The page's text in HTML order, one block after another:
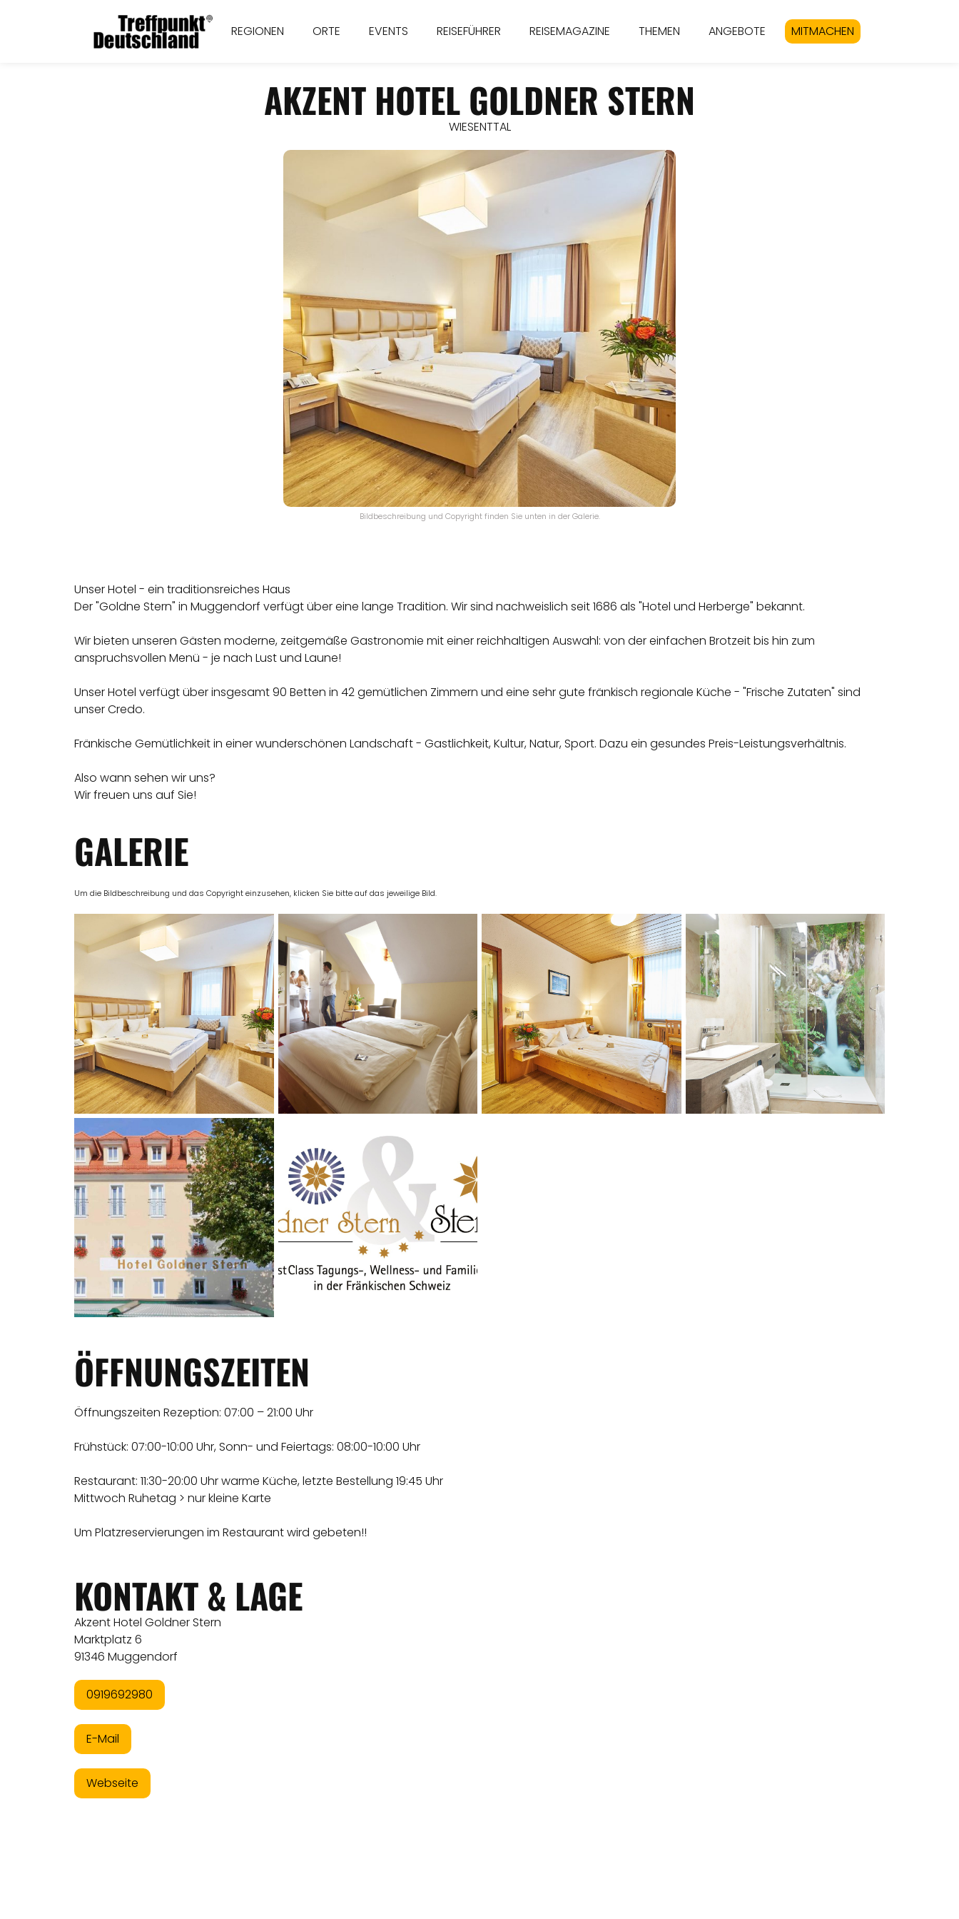
REGIONEN ORTE EVENTS REISEFÜHRER REISEMAGAZINE THEMEN ANGEBOTE MITMACHEN
AKZENT HOTEL GOLDNER STERN
WIESENTTAL
Bildbeschreibung und Copyright finden Sie unten in der Galerie.
Unser Hotel - ein traditionsreiches Haus
Der "Goldne Stern" in Muggendorf verfügt über eine lange Tradition. Wir sind nachweislich seit 1686 als "Hotel und Herberge" bekannt.
Wir bieten unseren Gästen moderne, zeitgemäße Gastronomie mit einer reichhaltigen Auswahl: von der einfachen Brotzeit bis hin zum
anspruchsvollen Menü - je nach Lust und Laune!
Unser Hotel verfügt über insgesamt 90 Betten in 42 gemütlichen Zimmern und eine sehr gute fränkisch regionale Küche - "Frische Zutaten" sind
unser Credo.
Fränkische Gemütlichkeit in einer wunderschönen Landschaft - Gastlichkeit, Kultur, Natur, Sport. Dazu ein gesundes Preis-Leistungsverhältnis.
Also wann sehen wir uns?
Wir freuen uns auf Sie!
GALERIE
Um die Bildbeschreibung und das Copyright einzusehen, klicken Sie bitte auf das jeweilige Bild.
ÖFFNUNGSZEITEN
Öffnungszeiten Rezeption: 07:00 – 21:00 Uhr
Frühstück: 07:00-10:00 Uhr, Sonn- und Feiertags: 08:00-10:00 Uhr
Restaurant: 11:30-20:00 Uhr warme Küche, letzte Bestellung 19:45 Uhr
Mittwoch Ruhetag > nur kleine Karte
Um Platzreservierungen im Restaurant wird gebeten!!
KONTAKT & LAGE
Akzent Hotel Goldner Stern
Marktplatz 6
91346 Muggendorf
0919692980
E-Mail
Webseite